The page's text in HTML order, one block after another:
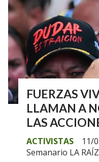
FUERZAS
LLAMAN A
LAS
Semanario LA RAÍZ
ACTIVISTAS 11/